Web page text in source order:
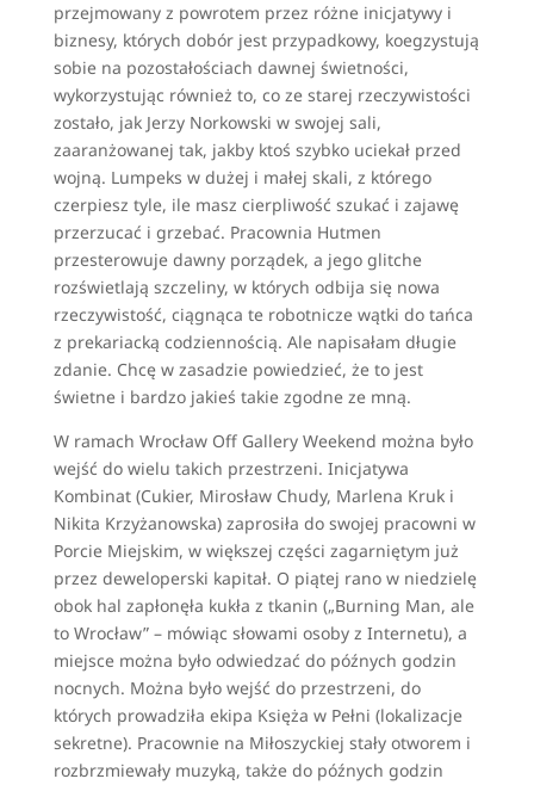
przejmowany z powrotem przez różne inicjatywy i
biznesy, których dobór jest przypadkowy, koegzystują
sobie na pozostałościach dawnej świetności,
wykorzystując również to, co ze starej rzeczywistości
zostało, jak Jerzy Norkowski w swojej sali,
zaaranżowanej tak, jakby ktoś szybko uciekał przed
wojną. Lumpeks w dużej i małej skali, z którego
czerpiesz tyle, ile masz cierpliwość szukać i zajawę
przerzucać i grzebać. Pracownia Hutmen
przesterowuje dawny porządek, a jego glitche
rozświetlają szczeliny, w których odbija się nowa
rzeczywistość, ciągnąca te robotnicze wątki do tańca
z prekariacką codziennością. Ale napisałam długie
zdanie. Chcę w zasadzie powiedzieć, że to jest
świetne i bardzo jakieś takie zgodne ze mną.
W ramach Wrocław Off Gallery Weekend można było
wejść do wielu takich przestrzeni. Inicjatywa
Kombinat (Cukier, Mirosław Chudy, Marlena Kruk i
Nikita Krzyżanowska) zaprosiła do swojej pracowni w
Porcie Miejskim, w większej części zagarniętym już
przez deweloperski kapitał. O piątej rano w niedzielę
obok hal zapłonęła kukła z tkanin („Burning Man, ale
to Wrocław” – mówiąc słowami osoby z Internetu), a
miejsce można było odwiedzać do późnych godzin
nocnych. Można było wejść do przestrzeni, do
których prowadziła ekipa Księża w Pełni (lokalizacje
sekretne). Pracownie na Miłoszyckiej stały otworem i
rozbrzmiewały muzyką, także do późnych godzin